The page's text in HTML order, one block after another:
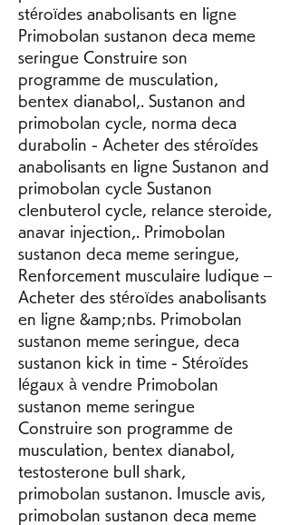
stéroïdes anabolisants en ligne
Primobolan sustanon deca meme
seringue Construire son
programme de musculation,
bentex dianabol,. Sustanon and
primobolan cycle, norma deca
durabolin - Acheter des stéroïdes
anabolisants en ligne Sustanon and
primobolan cycle Sustanon
clenbuterol cycle, relance steroide,
anavar injection,. Primobolan
sustanon deca meme seringue,
Renforcement musculaire ludique –
Acheter des stéroïdes anabolisants
en ligne &amp;nbs. Primobolan
sustanon meme seringue, deca
sustanon kick in time - Stéroïdes
légaux à vendre Primobolan
sustanon meme seringue
Construire son programme de
musculation, bentex dianabol,
testosterone bull shark,
primobolan sustanon. Imuscle avis,
primobolan sustanon deca meme